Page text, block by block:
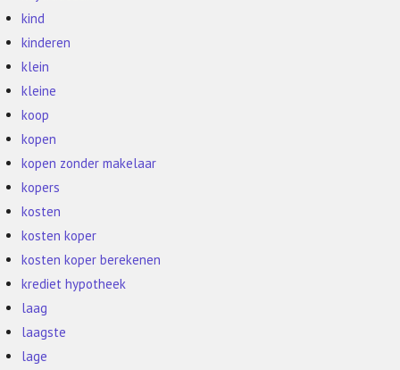
kind
kinderen
klein
kleine
koop
kopen
kopen zonder makelaar
kopers
kosten
kosten koper
kosten koper berekenen
krediet hypotheek
laag
laagste
lage